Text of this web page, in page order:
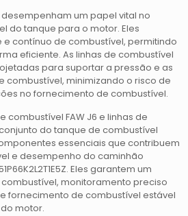
um papel vital no
do tanque para o motor. Eles
e contínuo de combustível, permitindo
eficiente. As linhas de combustível
para suportar a pressão e as
combustível, minimizando o risco de
no fornecimento de combustível.
combustível FAW J6 e linhas de
do tanque de combustível
essenciais que contribuem
e desempenho do caminhão
Eles garantem um
monitoramento preciso
fornecimento de combustível estável
motor.